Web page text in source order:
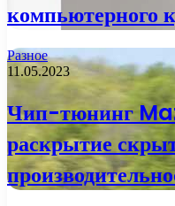
компьютерного
Разное
11.05.2023
Чип-тюнинг
раскрытие